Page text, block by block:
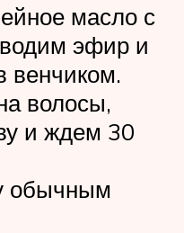
масло с
эфир и
венчиком.
волосы,
и ждем 30
обычным